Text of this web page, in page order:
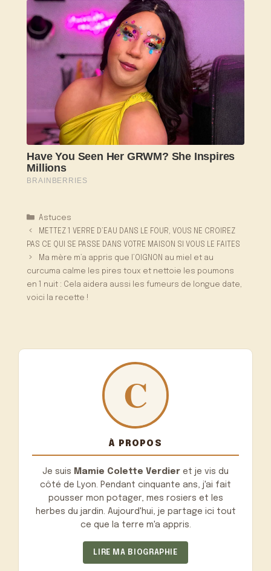
Catégories
Astuces
METTEZ 1 VERRE D’EAU DANS LE FOUR, VOUS NE CROIREZ
PAS CE QUI SE PASSE DANS VOTRE MAISON SI VOUS LE FAITES
Ma mère m’a appris que l’OIGNON au miel et au
curcuma calme les pires toux et nettoie les poumons
en 1 nuit : Cela aidera aussi les fumeurs de longue date,
voici la recette !
À PROPOS
Je suis Mamie Colette Verdier et je vis du
côté de Lyon. Pendant cinquante ans, j'ai fait
pousser mon potager, mes rosiers et les
herbes du jardin. Aujourd'hui, je partage ici tout
ce que la terre m'a appris.
LIRE MA BIOGRAPHIE